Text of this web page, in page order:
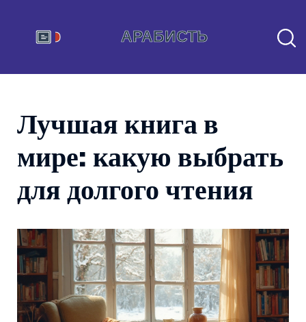
Лучшая книга в
мире: какую выбрать
для долгого чтения